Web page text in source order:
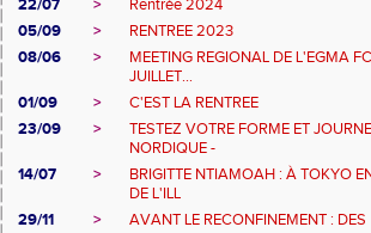
22/07
>
Rentrée 2024
05/09
>
RENTREE 2023
08/06
>
MEETING REGIONAL DE L'EGMA
JUILLET...
01/09
>
C'EST LA RENTREE
23/09
>
TESTEZ VOTRE FORME ET
NORDIQUE -
14/07
>
BRIGITTE NTIAMOAH : À TOKYO
DE L'ILL
29/11
>
AVANT LE RECONFINEMENT :